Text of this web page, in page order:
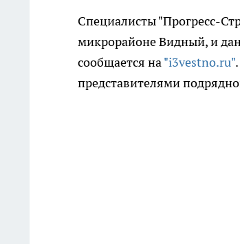
Специалисты "Прогресс-
микрорайоне Видный, и
сообщается на"i3vestno.ru"
представителями